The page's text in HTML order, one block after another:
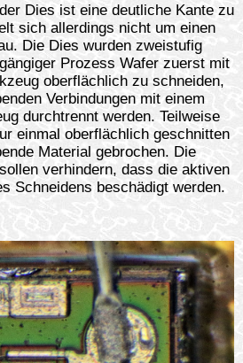
Dies ist eine deutliche Kante zu
sich allerdings nicht um einen
Die Dies wurden zweistufig
Prozess Wafer zuerst mit
oberflächlich zu schneiden,
Verbindungen mit einem
durchtrennt werden. Teilweise
einmal oberflächlich geschnitten
Material gebrochen. Die
verhindern, dass die aktiven
Schneidens beschädigt werden.